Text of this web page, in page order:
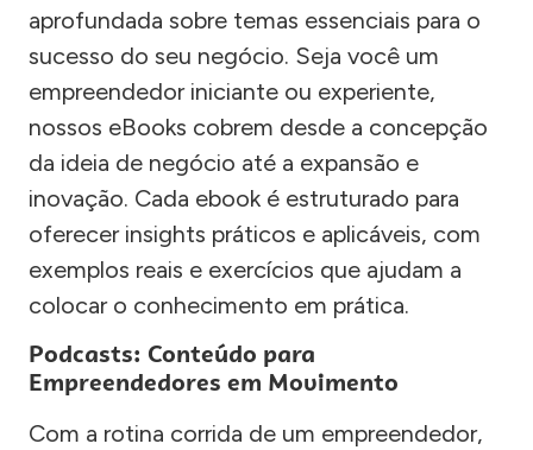
aprofundada sobre temas essenciais para o
sucesso do seu negócio. Seja você um
empreendedor iniciante ou experiente,
nossos eBooks cobrem desde a concepção
da ideia de negócio até a expansão e
inovação. Cada ebook é estruturado para
oferecer insights práticos e aplicáveis, com
exemplos reais e exercícios que ajudam a
colocar o conhecimento em prática.
Podcasts: Conteúdo para
Empreendedores em Movimento
Com a rotina corrida de um empreendedor,